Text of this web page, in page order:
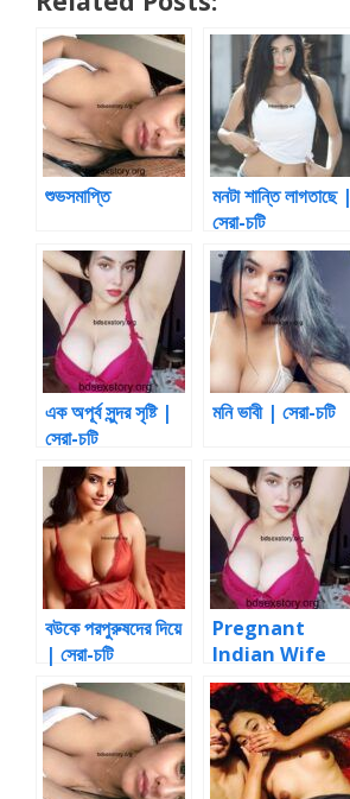
শুভসমাপ্তি
মনটা শান্তি লাগতাছে |
সেরা-চটি
এক অপূর্ব সুন্দর সৃষ্টি |
সেরা-চটি
মনি ভাবী | সেরা-চটি
বউকে পরপুরুষদের দিয়ে
| সেরা-চটি
Pregnant
Indian Wife
Fucking
Chudai